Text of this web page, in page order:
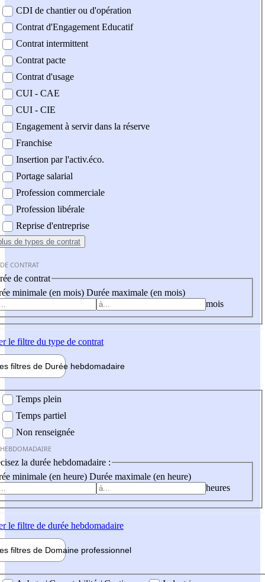
CDI de chantier ou d'opération
Contrat d'Engagement Educatif
Contrat intermittent
Contrat pacte
Contrat d'usage
CUI - CAE
CUI - CIE
Engagement à servir dans la réserve
Franchise
Insertion par l'activ.éco.
Portage salarial
Profession commerciale
Profession libérale
Reprise d'entreprise
de types de contrat
CONTRAT
de contrat
minimale (en mois) Durée maximale (en mois)
mois
le filtre du type de contrat
filtres de Durée hebdomadaire
Temps plein
Temps partiel
Non renseignée
la durée hebdomadaire :
minimale (en heure) Durée maximale (en heure)
heures
le filtre de durée hebdomadaire
filtres de Domaine professionnel